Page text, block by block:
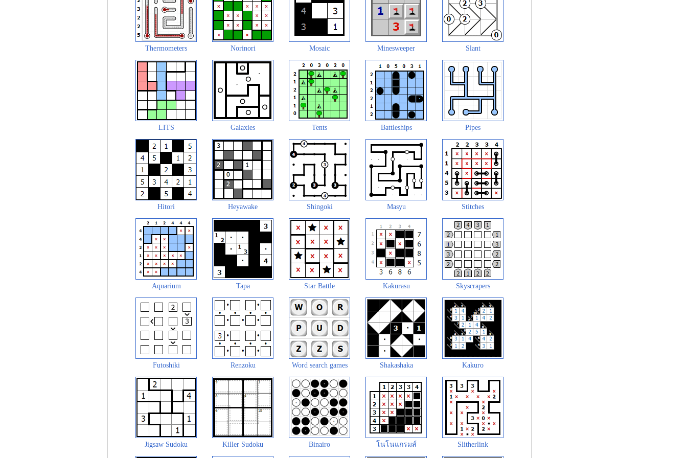
Thermometers Norinori Mosaic Minesweeper Slant
LITS Galaxies Tents Battleships Pipes
Hitori Heyawake Shingoki Masyu Stitches
Aquarium Tapa Star Battle Kakurasu Skyscrapers
Futoshiki Renzoku Word search games Shakashaka Kakuro
Jigsaw Sudoku Killer Sudoku Binairo โนโนแกรมส์ Slitherlink